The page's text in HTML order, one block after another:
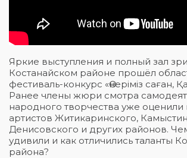
Яркие выступления и полный зал
Костанайском районе прошёл
фестиваль-конкурс «Өнеріміз саған,
Ранее члены жюри смотра
народного творчества уже оценили
артистов Житикаринского,
Денисовского и других районов.
удивили и как отличились таланты
района?